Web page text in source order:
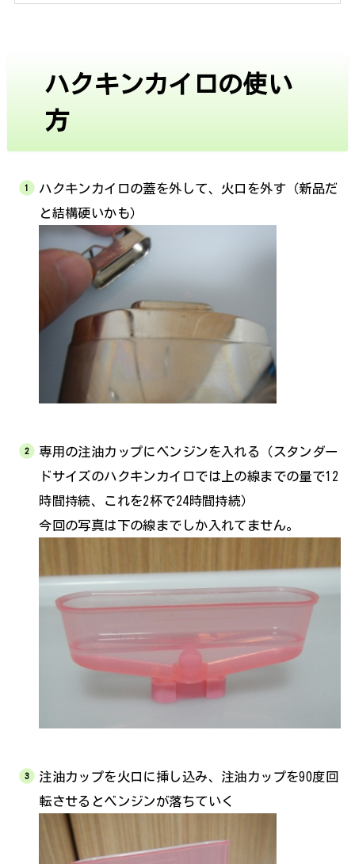
ハクキンカイロの使い
方
ハクキンカイロの蓋を外して、火口を外す（新品だ
と結構硬いかも）
専用の注油カップにベンジンを入れる（スタンダー
ドサイズのハクキンカイロでは上の線までの量で12
時間持続、これを2杯で24時間持続）
今回の写真は下の線までしか入れてません。
注油カップを火口に挿し込み、注油カップを90度回
転させるとベンジンが落ちていく